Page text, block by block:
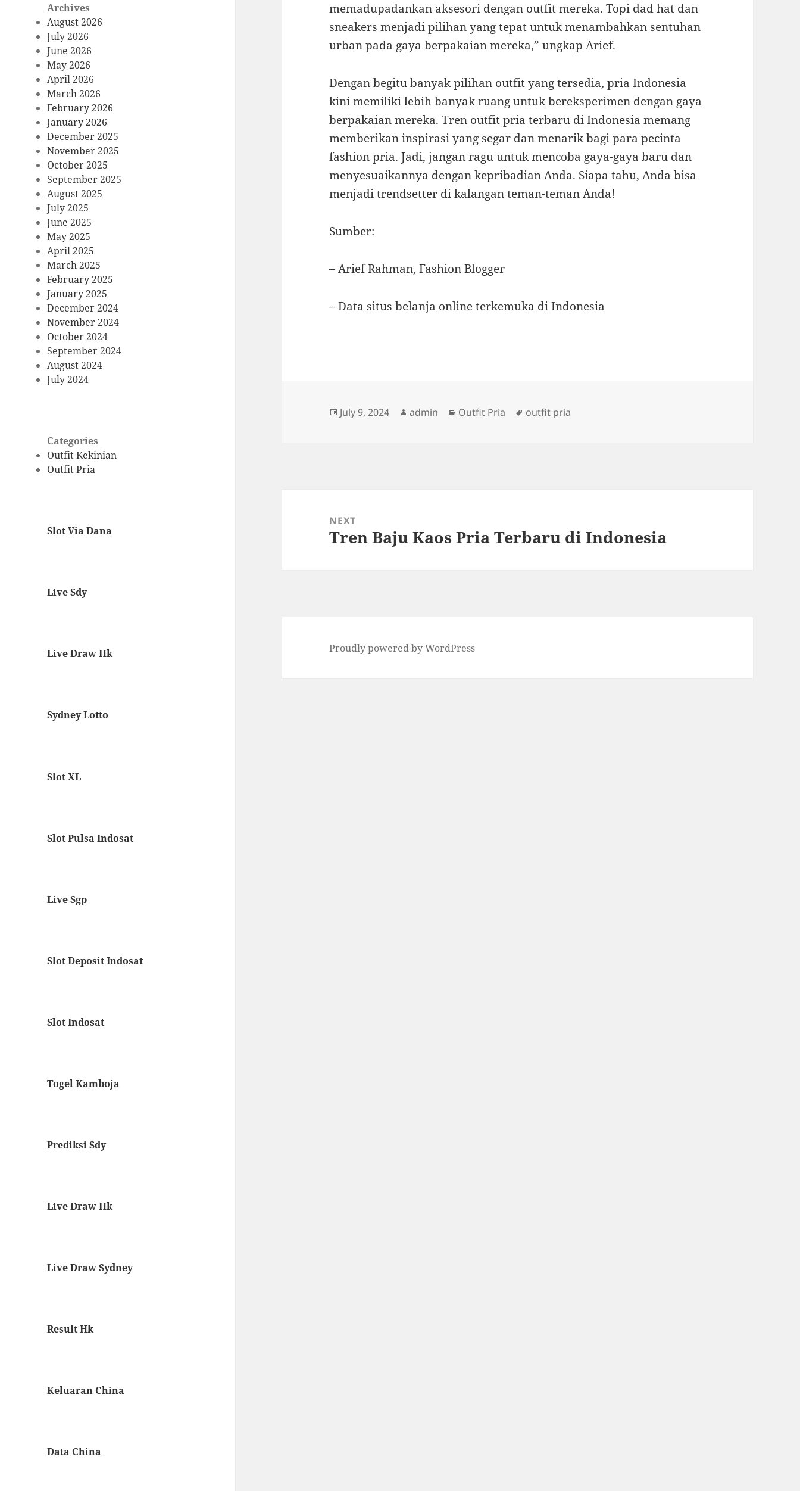
Archives
August 2026
July 2026
June 2026
May 2026
April 2026
March 2026
February 2026
January 2026
December 2025
November 2025
October 2025
September 2025
August 2025
July 2025
June 2025
May 2025
April 2025
March 2025
February 2025
January 2025
December 2024
November 2024
October 2024
September 2024
August 2024
July 2024
Categories
Outfit Kekinian
Outfit Pria
Slot Via Dana
Live Sdy
Live Draw Hk
Sydney Lotto
Slot XL
Slot Pulsa Indosat
Live Sgp
Slot Deposit Indosat
Slot Indosat
Togel Kamboja
Prediksi Sdy
Live Draw Hk
Live Draw Sydney
Result Hk
Keluaran China
Data China
memadupadankan aksesori dengan outfit mereka. Topi dad hat dan
sneakers menjadi pilihan yang tepat untuk menambahkan sentuhan
urban pada gaya berpakaian mereka,” ungkap Arief.
Dengan begitu banyak pilihan outfit yang tersedia, pria Indonesia
kini memiliki lebih banyak ruang untuk bereksperimen dengan gaya
berpakaian mereka. Tren outfit pria terbaru di Indonesia memang
memberikan inspirasi yang segar dan menarik bagi para pecinta
fashion pria. Jadi, jangan ragu untuk mencoba gaya-gaya baru dan
menyesuaikannya dengan kepribadian Anda. Siapa tahu, Anda bisa
menjadi trendsetter di kalangan teman-teman Anda!
Sumber:
– Arief Rahman, Fashion Blogger
– Data situs belanja online terkemuka di Indonesia
Posted
July 9, 2024 Author
admin Categories
Outfit Pria Tags
outfit pria
navigation
NEXT
Next
Tren Baju Kaos Pria Terbaru di Indonesia
Proudly powered by WordPress